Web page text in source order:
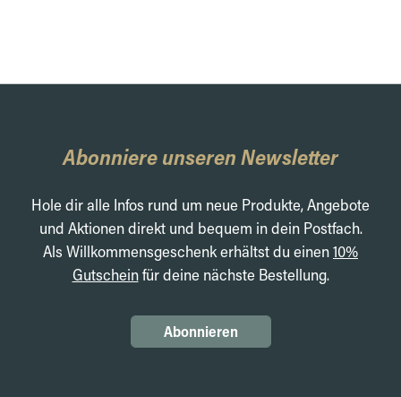
Abonniere unseren Newsletter
Hole dir alle Infos rund um neue Produkte, Angebote
und Aktionen direkt und bequem in dein Postfach.
Als Willkommensgeschenk erhältst du einen10%
Gutscheinfür deine nächste Bestellung.
Abonnieren